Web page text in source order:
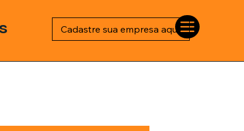
Cadastre sua empresa aqui